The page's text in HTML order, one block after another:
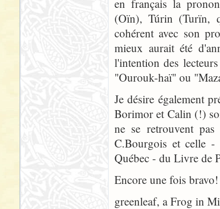
en français la
(Oïn), Túrin (Turïn,
cohérent avec son
mieux aurait été
l'intention des
"Ourouk-haï" ou
Je désire également
Borimor et Calin (!)
ne se retrouvent
C.Bourgois et celle
Québec - du Livre de
Encore une fois
greenleaf, a Frog in